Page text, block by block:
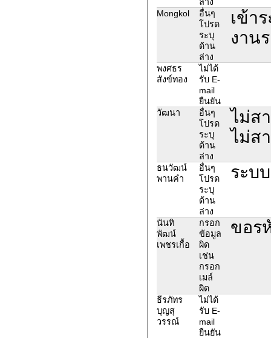
Mongkol
อื่นๆ
โปรด
ระบุ
ด้าน
ล่าง
เข้า
งาน
พงศธร
สังข์ทอง
ไม่ได้
รับ E-
mail
ยืนยัน
วัฒนา
อื่นๆ
โปรด
ระบุ
ด้าน
ล่าง
ไม่ส
ไม่ส
ธนวัฒน์
พานคำ
อื่นๆ
โปรด
ระบุ
ด้าน
ล่าง
ระบ
นันทิ
พัฒน์
เพชรเกื้อ
กรอก
ข้อมูล
ผิด
เช่น
กรอก
เมล์
ผิด
ขอร
ธีรภัทร
บุญสุ
วรรณ์
ไม่ได้
รับ E-
mail
ยืนยัน